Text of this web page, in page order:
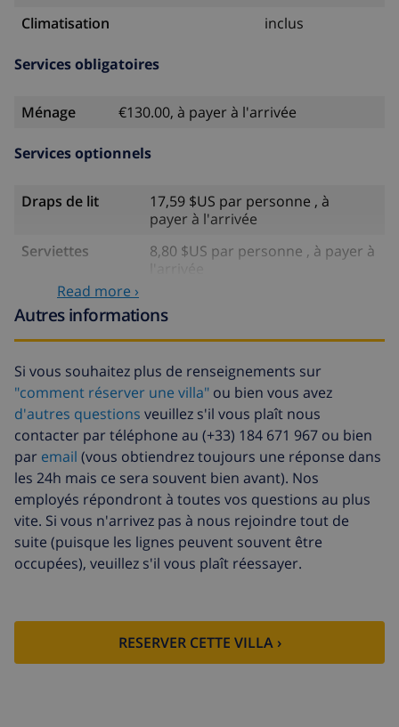
Climatisation
inclus
Services obligatoires
Ménage €130.00, à payer à l'arrivée
Services optionnels
Draps de lit
17,59 $US par personne , à
payer à l'arrivée
Serviettes
8,80 $US par personne , à payer à
l'arrivée
Lit bébé
Serviettes
supplémentaires
8,80 $US par personne , à payer à
l'arrivée
Départ tardif
113,75 $US
Nettoyage
supplémentaire
basée sur consommation
énergétique (52,77 $US/HOUR) , à
payer à l'arrivée
Fonds
d'annulation:
4.80% du montant total
Read more ›
Autres informations
Si vous souhaitez plus de renseignements sur
"comment réserver une villa" ou bien vous avez
d'autres questions veuillez s'il vous plaît nous
contacter par téléphone au (+33) 184 671 967 ou bien
par email (vous obtiendrez toujours une réponse dans
les 24h mais ce sera souvent bien avant). Nos
employés répondront à toutes vos questions au plus
vite. Si vous n'arrivez pas à nous rejoindre tout de
suite (puisque les lignes peuvent souvent être
occupées), veuillez s'il vous plaît réessayer.
RESERVER CETTE VILLA ›